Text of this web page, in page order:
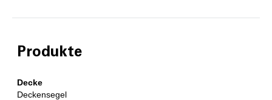
Produkte
Decke
Deckensegel